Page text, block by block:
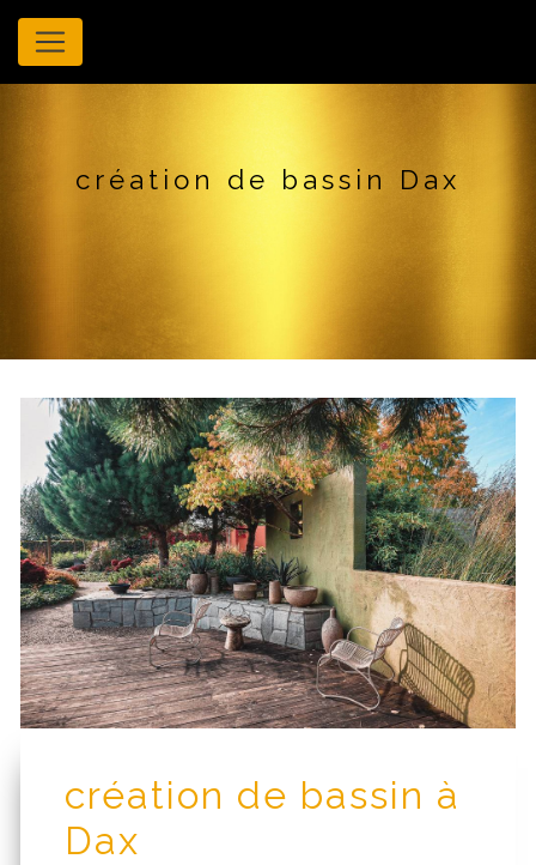
Panneau de gestion des cookies
création de bassin Dax
création de bassin à
Dax